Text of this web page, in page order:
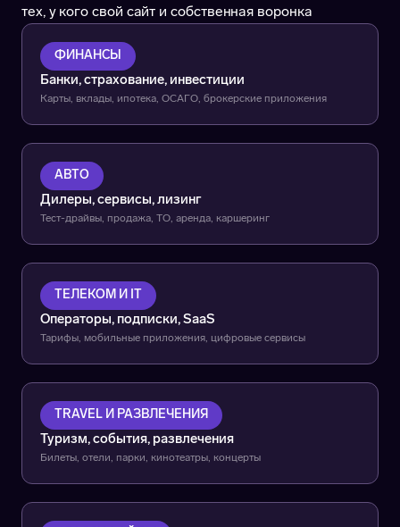
тех, у кого свой сайт и собственная воронка
ФИНАНСЫ
Банки, страхование, инвестиции
Карты, вклады, ипотека, ОСАГО, брокерские приложения
АВТО
Дилеры, сервисы, лизинг
Тест-драйвы, продажа, ТО, аренда, каршеринг
ТЕЛЕКОМ И IT
Операторы, подписки, SaaS
Тарифы, мобильные приложения, цифровые сервисы
TRAVEL И РАЗВЛЕЧЕНИЯ
Туризм, события, развлечения
Билеты, отели, парки, кинотеатры, концерты